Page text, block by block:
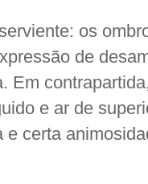
os
de
Em
e ar de
e certa